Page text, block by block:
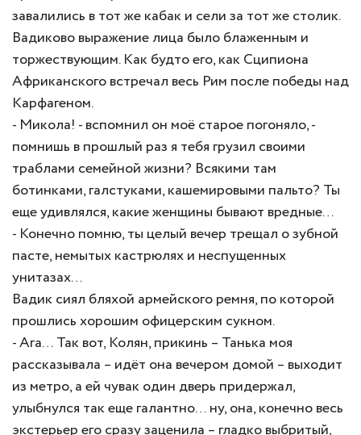
завалились в тот же кабак и сели за тот же столик.
Вадиково выражение лица было блаженным и
торжествующим. Как будто его, как Сципиона
Африканского встречал весь Рим после победы над
Карфагеном.
- Микола! - вспомнил он моё старое погоняло, -
помнишь в прошлый раз я тебя грузил своими
траблами семейной жизни? Всякими там
ботинками, галстуками, кашемировыми пальто? Ты
еще удивлялся, какие женщины бывают вредные…
- Конечно помню, ты целый вечер трещал о зубной
пасте, немытых кастрюлях и неспущенных
унитазах…
Вадик сиял бляхой армейского ремня, по которой
прошлись хорошим офицерским сукном.
- Ага… Так вот, Колян, прикинь – Танька моя
рассказывала – идёт она вечером домой – выходит
из метро, а ей чувак один дверь придержал,
улыбнулся так еще галантно… ну, она, конечно весь
экстерьер его сразу заценила – гладко выбритый,